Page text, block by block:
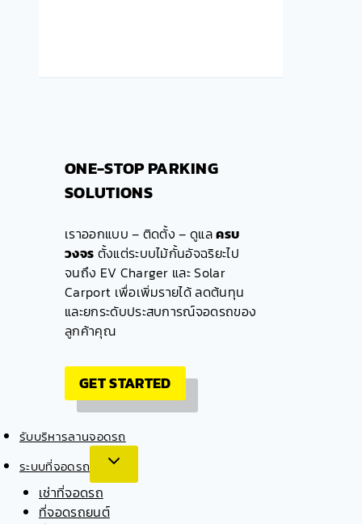
ONE-STOP PARKING
SOLUTIONS
เราออกแบบ – ติดตั้ง – ดูแลครบ
วงจร ตั้งแต่ระบบไม้กั้นอัจฉริยะไป
จนถึง EV Charger และ Solar
Carport เพื่อเพิ่มรายได้ ลดต้นทุน
และยกระดับประสบการณ์จอดรถของ
ลูกค้าคุณ
GET STARTED
รับบริหารลานจอดรถ
ระบบที่จอดรถ
เช่าที่จอดรถ
ที่จอดรถยนต์